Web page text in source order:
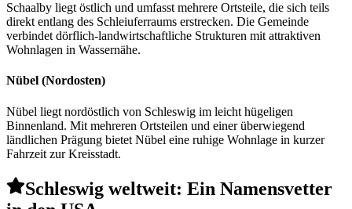
Schaalby liegt östlich und umfasst mehrere Ortsteile, die sich teils
direkt entlang des Schleiuferraums erstrecken. Die Gemeinde
verbindet dörflich-landwirtschaftliche Strukturen mit attraktiven
Wohnlagen in Wassernähe.
Nübel (Nordosten)
Nübel liegt nordöstlich von Schleswig im leicht hügeligen
Binnenland. Mit mehreren Ortsteilen und einer überwiegend
ländlichen Prägung bietet Nübel eine ruhige Wohnlage in kurzer
Fahrzeit zur Kreisstadt.
Schleswig weltweit: Ein Namensvetter